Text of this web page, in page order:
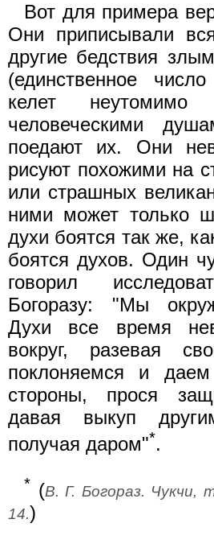
Вот для примера
Они приписывали
другие бедствия
(единственное
келет неутомимо
человеческими
поедают их. Они
рисуют похожими на
или страшных
ними может только
духи боятся так же,
боятся духов. Один
говорил
Богоразу: "Мы
Духи все время
вокруг, разевая
поклоняемся и
стороны, прося
давая выкуп
получая даром"*.
* (В. Г. Богораз. Чукчи,
14.)